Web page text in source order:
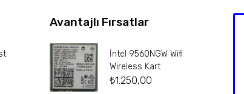
Avantajlı Fırsatlar
İntel 9560NGW Wifi
Wireless Kart
₺1.250,00